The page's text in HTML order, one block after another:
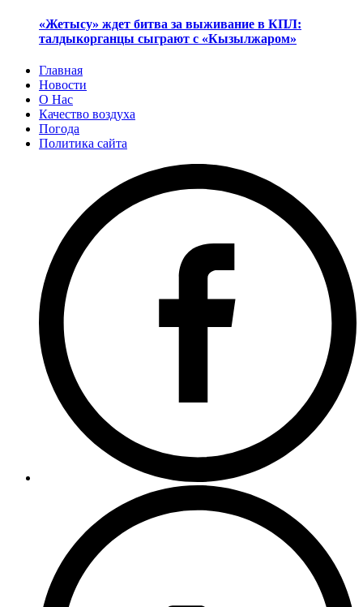
«Жетысу» ждет битва за выживание в КПЛ:
талдыкорганцы сыграют с «Кызылжаром»
Главная
Новости
О Нас
Качество воздуха
Погода
Политика сайта